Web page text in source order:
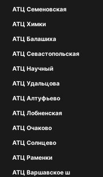
АТЦ Семеновская
АТЦ Химки
АТЦ Балашиха
АТЦ Севастопольская
АТЦ Научный
АТЦ Удальцова
АТЦ Алтуфьево
АТЦ Лобненская
АТЦ Очаково
АТЦ Солнцево
АТЦ Раменки
АТЦ Варшавское ш